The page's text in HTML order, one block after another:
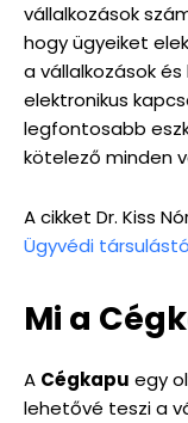
vállalkozások
hogy ügyeiket
a vállalkozások
elektronikus
legfontosabb
kötelező minden
A cikket Dr. Kiss
Ügyvédi
Mi a
A Cégkapu egy
lehetővé teszi a